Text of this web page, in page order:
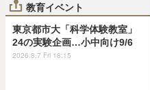
教育イベント
東京都市大「科学体験教室」
24の実験企画…小中向け9/6
2026.8.7 Fri 18:15